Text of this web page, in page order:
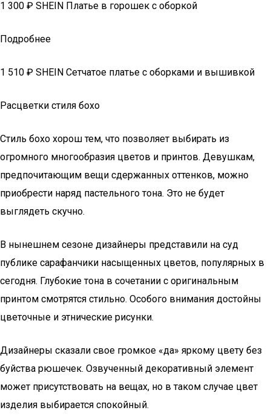
1 300 ₽ SHEIN Платье в горошек с оборкой
Подробнее
1 510 ₽ SHEIN Сетчатое платье с оборками и вышивкой
Расцветки стиля бохо
Стиль бохо хорош тем, что позволяет выбирать из
огромного многообразия цветов и принтов. Девушкам,
предпочитающим вещи сдержанных оттенков, можно
приобрести наряд пастельного тона. Это не будет
выглядеть скучно.
В нынешнем сезоне дизайнеры представили на суд
публике сарафанчики насыщенных цветов, популярных в
сегодня. Глубокие тона в сочетании с оригинальным
принтом смотрятся стильно. Особого внимания достойны
цветочные и этнические рисунки.
Дизайнеры сказали свое громкое «да» яркому цвету без
буйства рюшечек. Озвученный декоративный элемент
может присутствовать на вещах, но в таком случае цвет
изделия выбирается спокойный.